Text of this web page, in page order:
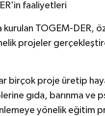
faaliyetleri
kurulan TOGEM-DER,
projeler
birçok proje üretip
gıda, barınma ve
yönelik eğitim